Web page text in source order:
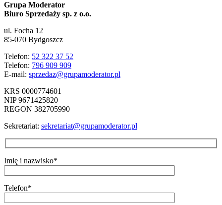
Grupa Moderator
Biuro Sprzedaży sp. z o.o.
ul. Focha 12
85-070 Bydgoszcz
Telefon: 52 322 37 52
Telefon: 796 909 909
E-mail: sprzedaz@grupamoderator.pl
KRS 0000774601
NIP 9671425820
REGON 382705990
Sekretariat: sekretariat@grupamoderator.pl
Imię i nazwisko*
Telefon*